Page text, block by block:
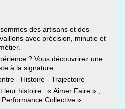
des artisans et des
avec précision, minutie et
? Vous découvrirez une
à la signature :
- Histoire - Trajectoire
leur histoire : « Aimer Faire » ;
Collective »